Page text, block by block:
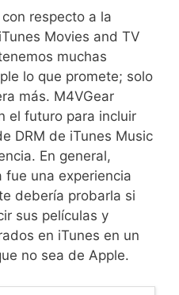
respecto a la
Movies and TV
muchas
lo que promete; solo
más. M4VGear
el futuro para incluir
DRM de iTunes Music
En general,
fue una experiencia
debería probarla si
sus películas y
en iTunes en un
no sea de Apple.